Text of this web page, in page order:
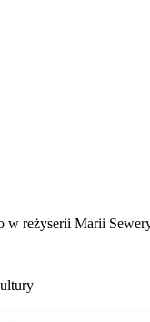
w reżyserii Marii